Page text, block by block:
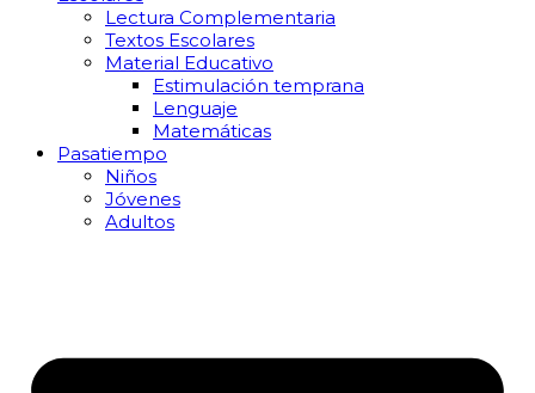
Lectura Complementaria
Textos Escolares
Material Educativo
Estimulación temprana
Lenguaje
Matemáticas
Pasatiempo
Niños
Jóvenes
Adultos